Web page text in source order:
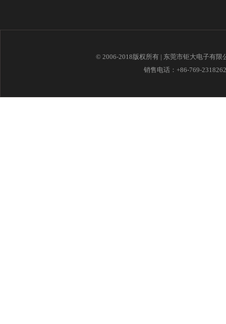
© 2006-2018版权所有 | 东莞市钜大电子有
销售电话：+86-769-